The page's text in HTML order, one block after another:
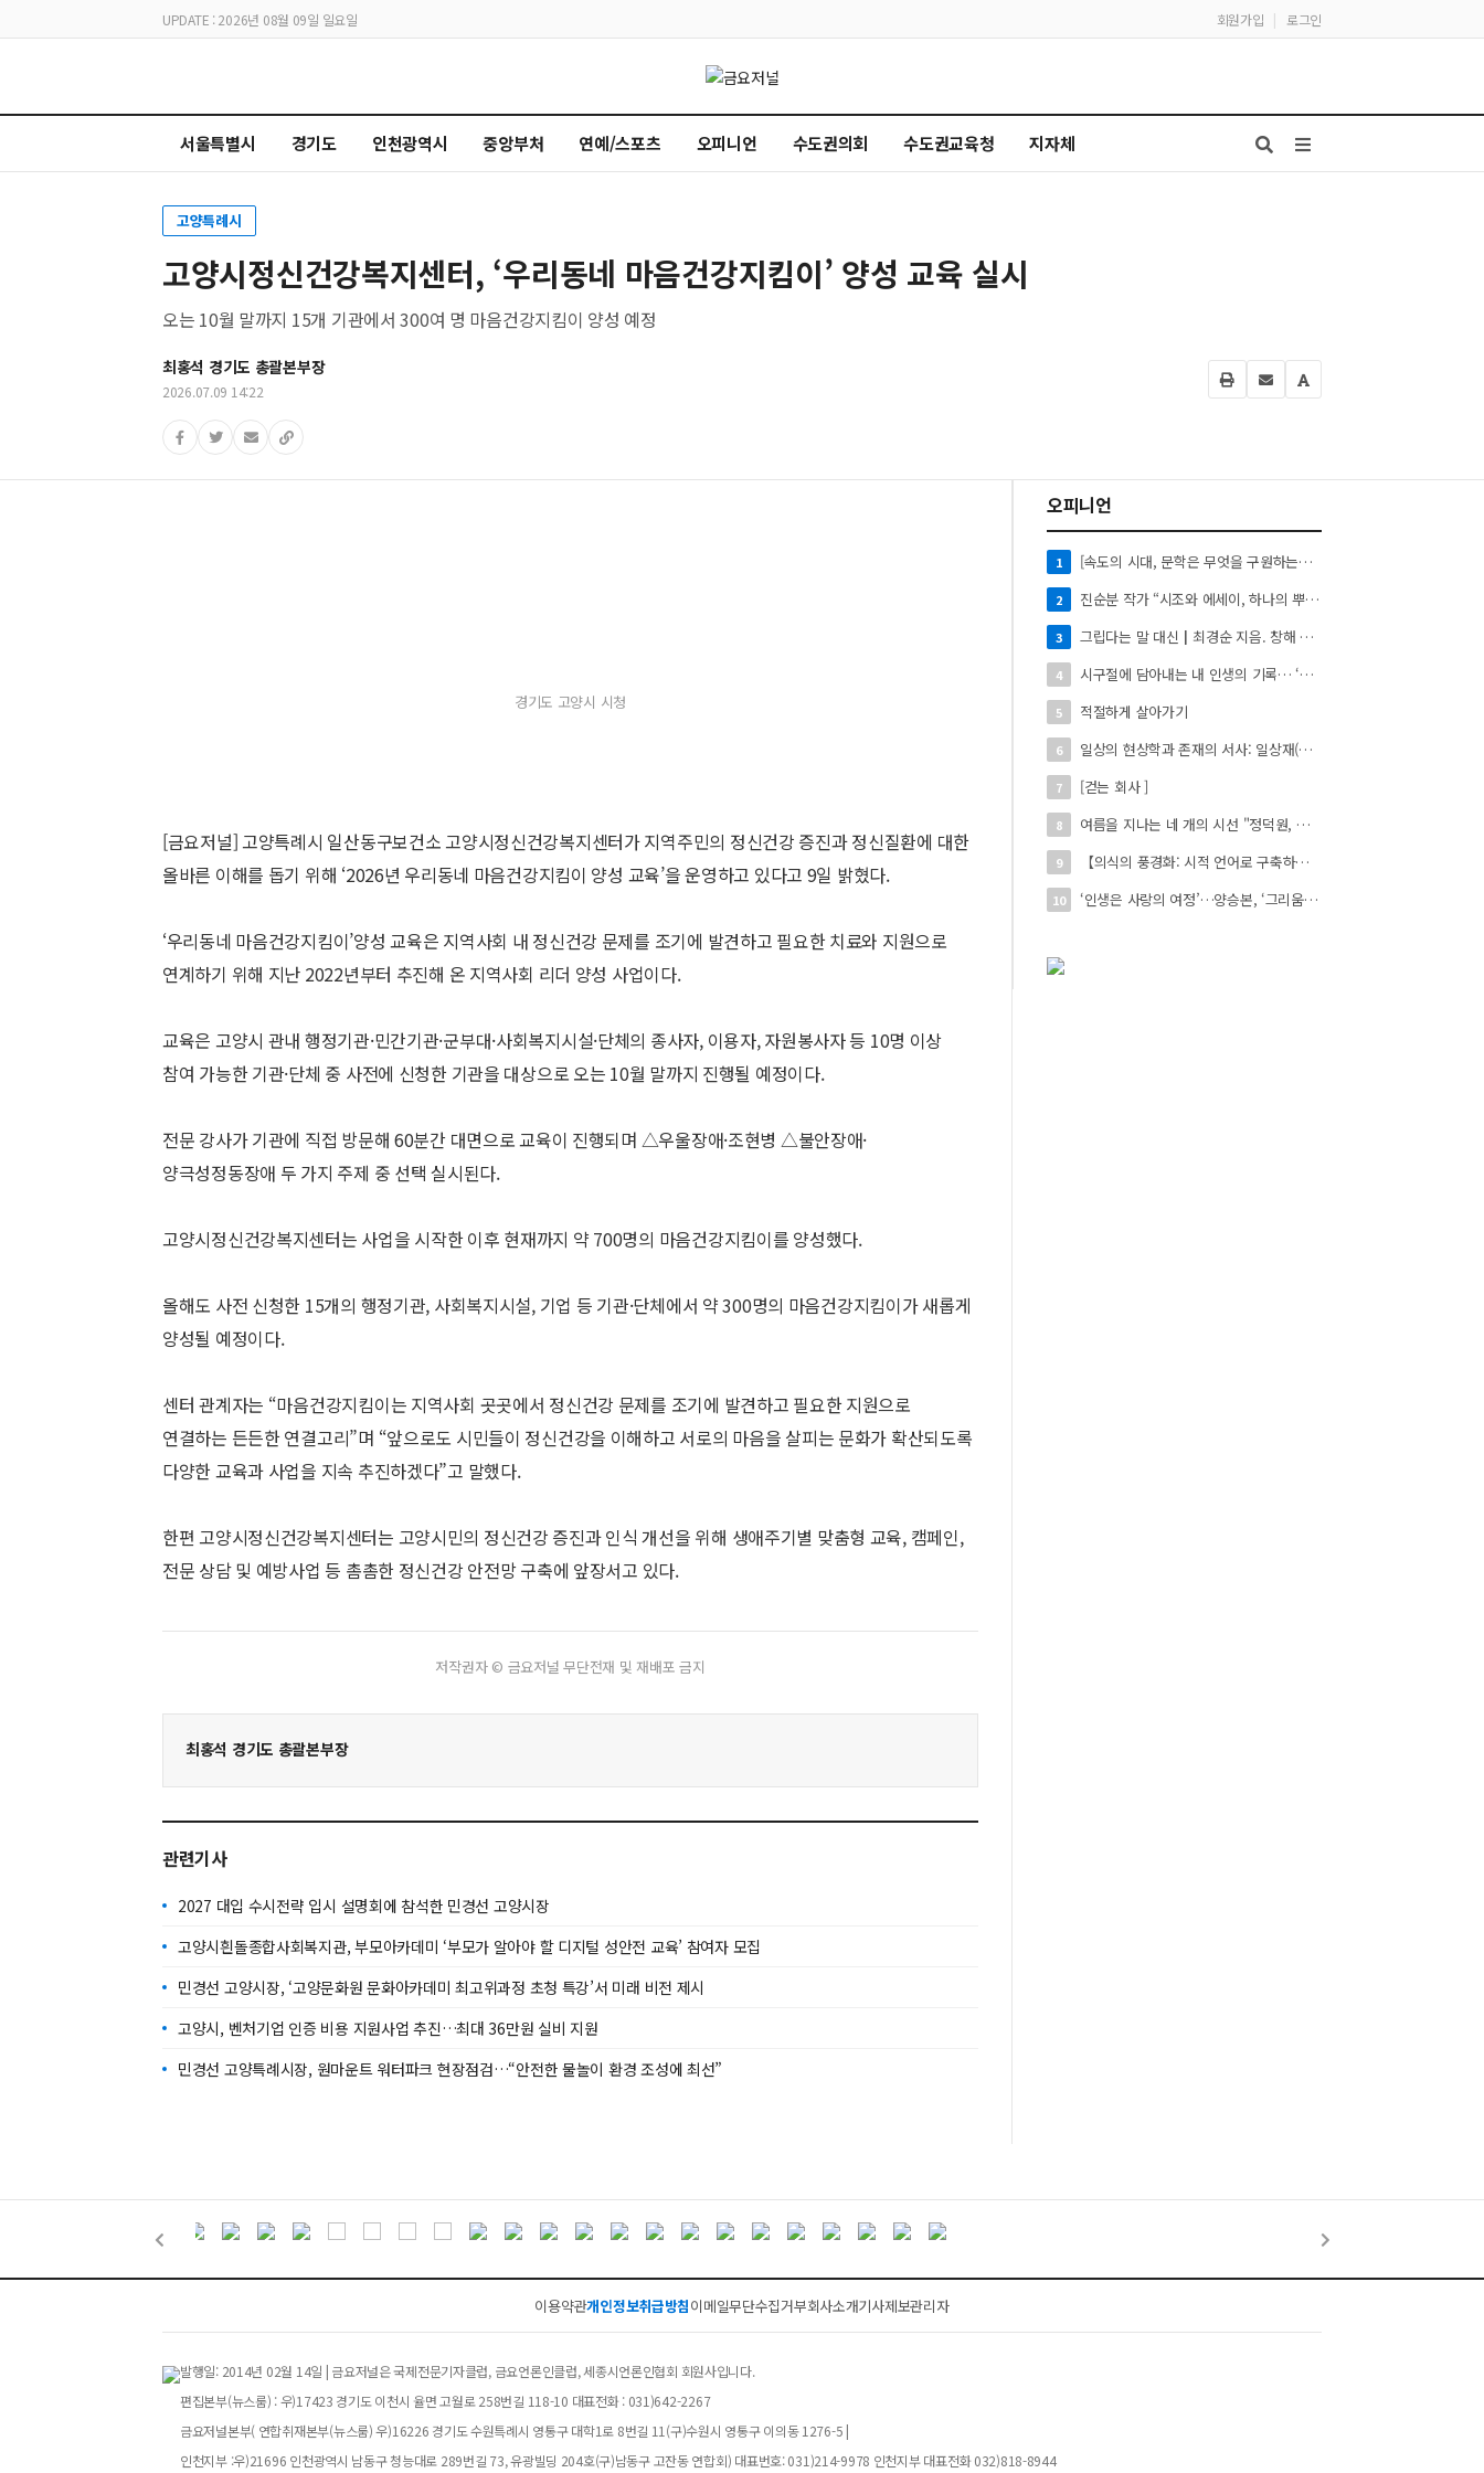
UPDATE : 2026년 08월 09일 일요일 회원가입 | 로그인
서울특별시 경기도 인천광역시 중앙부처 연예/스포츠 오피니언 수도권의회 수도권교육청 지자체
고양특례시
고양시정신건강복지센터, ‘우리동네 마음건강지킴이’ 양성 교육 실시
오는 10월 말까지 15개 기관에서 300여 명 마음건강지킴이 양성 예정
최홍석 경기도 총괄본부장
2026.07.09 14:22
경기도 고양시 시청
[금요저널] 고양특례시 일산동구보건소 고양시정신건강복지센터가 지역주민의 정신건강 증진과 정신질환에 대한
올바른 이해를 돕기 위해 ‘2026년 우리동네 마음건강지킴이 양성 교육’을 운영하고 있다고 9일 밝혔다.
‘우리동네 마음건강지킴이’양성 교육은 지역사회 내 정신건강 문제를 조기에 발견하고 필요한 치료와 지원으로
연계하기 위해 지난 2022년부터 추진해 온 지역사회 리더 양성 사업이다.
교육은 고양시 관내 행정기관·민간기관·군부대·사회복지시설·단체의 종사자, 이용자, 자원봉사자 등 10명 이상
참여 가능한 기관·단체 중 사전에 신청한 기관을 대상으로 오는 10월 말까지 진행될 예정이다.
전문 강사가 기관에 직접 방문해 60분간 대면으로 교육이 진행되며 △우울장애·조현병 △불안장애·
양극성정동장애 두 가지 주제 중 선택 실시된다.
고양시정신건강복지센터는 사업을 시작한 이후 현재까지 약 700명의 마음건강지킴이를 양성했다.
올해도 사전 신청한 15개의 행정기관, 사회복지시설, 기업 등 기관·단체에서 약 300명의 마음건강지킴이가 새롭게
양성될 예정이다.
센터 관계자는 “마음건강지킴이는 지역사회 곳곳에서 정신건강 문제를 조기에 발견하고 필요한 지원으로
연결하는 든든한 연결고리”며 “앞으로도 시민들이 정신건강을 이해하고 서로의 마음을 살피는 문화가 확산되도록
다양한 교육과 사업을 지속 추진하겠다”고 말했다.
한편 고양시정신건강복지센터는 고양시민의 정신건강 증진과 인식 개선을 위해 생애주기별 맞춤형 교육, 캠페인,
전문 상담 및 예방사업 등 촘촘한 정신건강 안전망 구축에 앞장서고 있다.
저작권자 © 금요저널 무단전재 및 재배포 금지
최홍석 경기도 총괄본부장
관련기사
2027 대입 수시전략 입시 설명회에 참석한 민경선 고양시장
고양시흰돌종합사회복지관, 부모아카데미 ‘부모가 알아야 할 디지털 성안전 교육’ 참여자 모집
민경선 고양시장, ‘고양문화원 문화아카데미 최고위과정 초청 특강’서 미래 비전 제시
고양시, 벤처기업 인증 비용 지원사업 추진…최대 36만원 실비 지원
민경선 고양특례시장, 원마운트 워터파크 현장점검…“안전한 물놀이 환경 조성에 최선”
오피니언
1 [속도의 시대, 문학은 무엇을 구원하는가?]122
2 진순분 작가 “시조와 에세이, 하나의 뿌리에서 자란 두 갈래 나무”
3 그립다는 말 대신┃최경순 지음. 창해 펴냄. 136쪽. 1만4천원
4 시구절에 담아내는 내 인생의 기록… ‘시로 쓰는 자서전’
5 적절하게 살아가기
6 일상의 현상학과 존재의 서사: 일상재(日常材)의 시적 환치와 자아 성찰】
7 [걷는 회사 ]
8 여름을 지나는 네 개의 시선 "정덕원, 나지윤, 민선홍, 정윤하 작가" 4인 展
9 【의식의 풍경화: 시적 언어로 구축하는 실존의 미학】
10 ‘인생은 사랑의 여정’…양승본, ‘그리움의 빛’
이용약관개인정보취급방침이메일무단수집거부회사소개기사제보관리자
발행일: 2014년 02월 14일 | 금요저널은 국제전문기자클럽, 금요언론인클럽, 세종시언론인협회 회원사입니다.
편집본부(뉴스룸) : 우)17423 경기도 이천시 율면 고월로 258번길 118-10 대표전화 : 031)642-2267
금요저널본부( 연합취재본부(뉴스룸) 우)16226 경기도 수원특례시 영통구 대학1로 8번길 11(구)수원시 영통구 이의동 1276-5 |
인천지부 :우)21696 인천광역시 남동구 청능대로 289번길 73, 유광빌딩 204호(구)남동구 고잔동 연합회) 대표번호: 031)214-9978 인천지부 대표전화 032)818-8944